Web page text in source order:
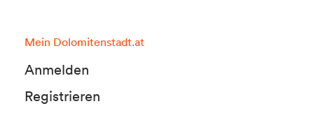
Mein Dolomitenstadt.at
Anmelden
Registrieren